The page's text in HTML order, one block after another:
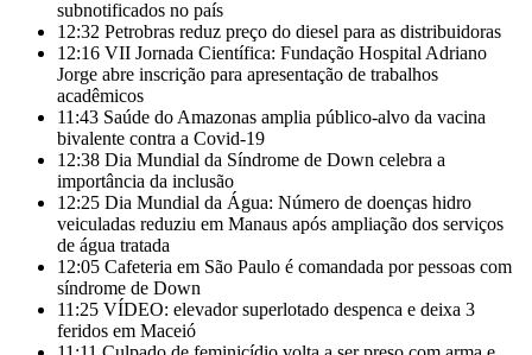
subnotificados no país
12:32 Petrobras reduz preço do diesel para as distribuidoras
12:16 VII Jornada Científica: Fundação Hospital Adriano
Jorge abre inscrição para apresentação de trabalhos
acadêmicos
11:43 Saúde do Amazonas amplia público-alvo da vacina
bivalente contra a Covid-19
12:38 Dia Mundial da Síndrome de Down celebra a
importância da inclusão
12:25 Dia Mundial da Água: Número de doenças hidro
veiculadas reduziu em Manaus após ampliação dos serviços
de água tratada
12:05 Cafeteria em São Paulo é comandada por pessoas com
síndrome de Down
11:25 VÍDEO: elevador superlotado despenca e deixa 3
feridos em Maceió